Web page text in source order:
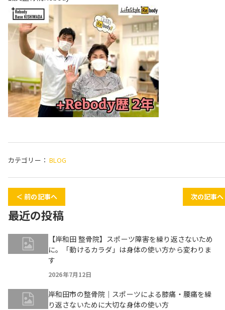
カテゴリー： BLOG
＜ 前の記事へ 次の記事
最近の投稿
【岸和田 整骨院】スポーツ障害を繰り返さないため
に。「動けるカラダ」は身体の使い方から変わりま
す
2026年7月12日
岸和田市の整骨院｜スポーツによる膝痛・腰痛を繰
り返さないために大切な身体の使い方